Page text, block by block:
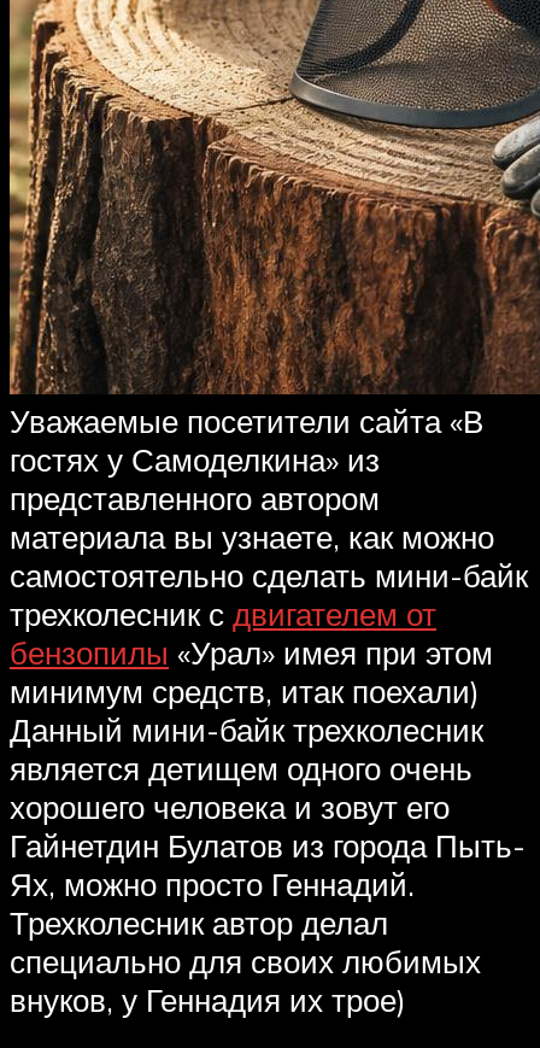
Уважаемые посетители сайта «В
гостях у Самоделкина» из
представленного автором
материала вы узнаете, как можно
самостоятельно сделать мини-байк
трехколесник с двигателем от
бензопилы «Урал» имея при этом
минимум средств, итак поехали)
Данный мини-байк трехколесник
является детищем одного очень
хорошего человека и зовут его
Гайнетдин Булатов из города Пыть-
Ях, можно просто Геннадий.
Трехколесник автор делал
специально для своих любимых
внуков, у Геннадия их трое)